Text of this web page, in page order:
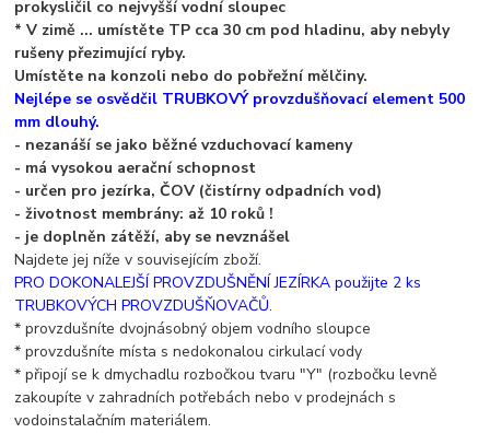
prokysličil co nejvyšší vodní sloupec
* V zimě ... umístěte TP cca 30 cm pod hladinu, aby nebyly
rušeny přezimující ryby.
Umístěte na konzoli nebo do pobřežní mělčiny.
Nejlépe se osvědčil TRUBKOVÝ provzdušňovací element 500
mm dlouhý.
- nezanáší se jako běžné vzduchovací kameny
- má vysokou aerační schopnost
- určen pro jezírka, ČOV (čistírny odpadních vod)
- životnost membrány: až 10 roků !
- je doplněn zátěží, aby se nevznášel
Najdete jej níže v souvisejícím zboží.
PRO DOKONALEJŠÍ PROVZDUŠNĚNÍ JEZÍRKA použijte 2 ks
TRUBKOVÝCH PROVZDUŠŇOVAČŮ.
* provzdušníte dvojnásobný objem vodního sloupce
* provzdušníte místa s nedokonalou cirkulací vody
* připojí se k dmychadlu rozbočkou tvaru "Y" (rozbočku levně
zakoupíte v zahradních potřebách nebo v prodejnách s
vodoinstalačním materiálem.